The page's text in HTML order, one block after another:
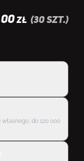
ZŁ (30 szt.)
do 120 000